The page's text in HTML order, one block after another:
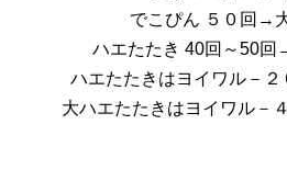
でこぴん ５０回→
ハエたたき 40回～50回
ハエたたきはヨイワル－２
大ハエたたきはヨイワル－